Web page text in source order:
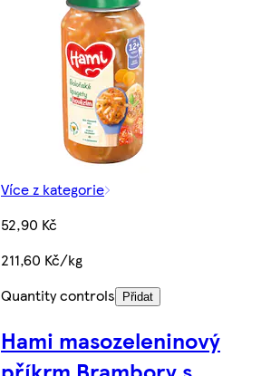
Více z kategorie
52,90 Kč
211,60 Kč/kg
Quantity controls
Přidat
Hami masozeleninový